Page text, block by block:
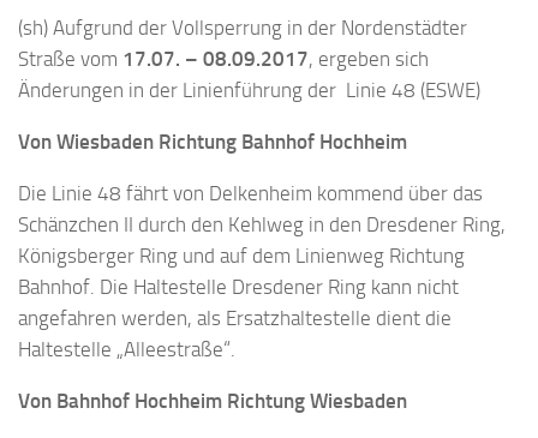
(sh) Aufgrund der Vollsperrung in der Nordenstädter
Straße vom 17.07. – 08.09.2017, ergeben sich
Änderungen in der Linienführung der Linie 48 (ESWE)
Von Wiesbaden Richtung Bahnhof Hochheim
Die Linie 48 fährt von Delkenheim kommend über das
Schänzchen II durch den Kehlweg in den Dresdener Ring,
Königsberger Ring und auf dem Linienweg Richtung
Bahnhof. Die Haltestelle Dresdener Ring kann nicht
angefahren werden, als Ersatzhaltestelle dient die
Haltestelle „Alleestraße“.
Von Bahnhof Hochheim Richtung Wiesbaden